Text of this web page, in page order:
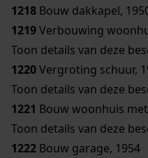
1218 Bouw dakkapel,
1219Verbouwing
Toon details van deze
1220Vergroting schuur,
Toon details van deze
1221 Bouw woonhuis
Toon details van deze
1222 Bouw garage, 1954